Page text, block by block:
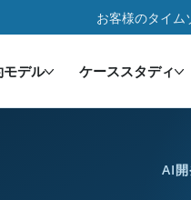
お客様のタイム
モデル ケーススタディ
AI